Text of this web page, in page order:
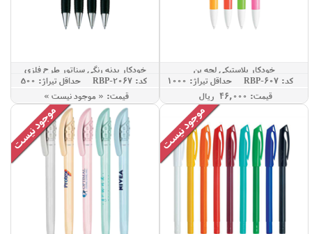
خودکار پلاستیکی لچه پن
کد: RBP-607
حداقل تيراژ: 1000
قيمت: 46,000 ريال
خودکار بدنه رنگی سناتور طرح فلزی
کد: RBP-2067
حداقل تيراژ: 500
قيمت: « موجود نيست »